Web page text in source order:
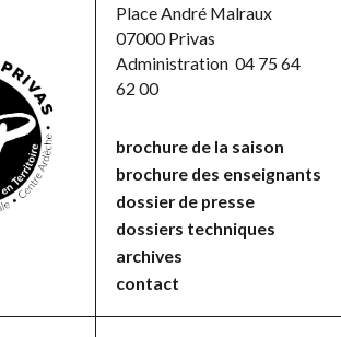
Place André Malraux
07000 Privas
Administration 04 75 64
62 00
brochure de la saison
brochure des enseignants
dossier de presse
dossiers techniques
archives
contact